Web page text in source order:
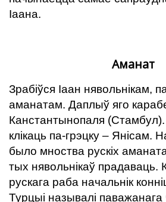
Іаана.
Аманат
Зрабіўся Іаан нявольнікам,
аманатам. Даплыў яго
Канстантынопаля (Стамбул).
клікаць па-грэцку – Янісам.
было мноства рускіх
тых нявольнікаў прадаваць.
рускага раба начальнік
Турцыі называлі паважанага